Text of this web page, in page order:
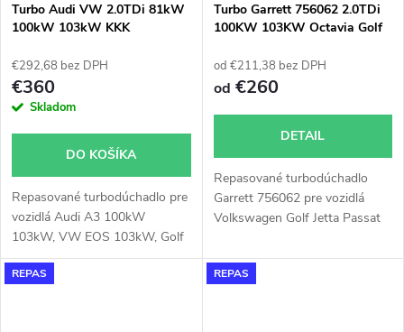
Turbo Audi VW 2.0TDi 81kW
100kW 103kW KKK
€292,68 bez DPH
€360
Skladom
DO KOŠÍKA
Repasované turbodúchadlo pre
vozidlá Audi A3 100kW
103kW, VW EOS 103kW, Golf
V IV 81kW 100kW 103kW,
Jetta 100kW 103kW, Passat
Turbo Garrett 756062 2.0TDi
100KW 103KW Octavia Golf
od €211,38 bez DPH
od €260
DETAIL
Repasované turbodúchadlo
Garrett 756062 pre vozidlá
Volkswagen Golf Jetta Passat
Leon Toledo, Škoda Octavia
Superb 2.0TDi 100KW 103KW
REPAS REPAS